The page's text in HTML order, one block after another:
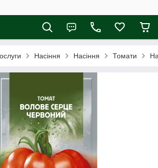
Насіння Насіння Томати